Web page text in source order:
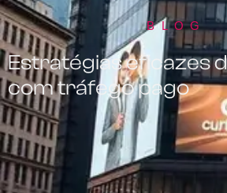
BLOG
Estratégias eficazes
com tráfego pago